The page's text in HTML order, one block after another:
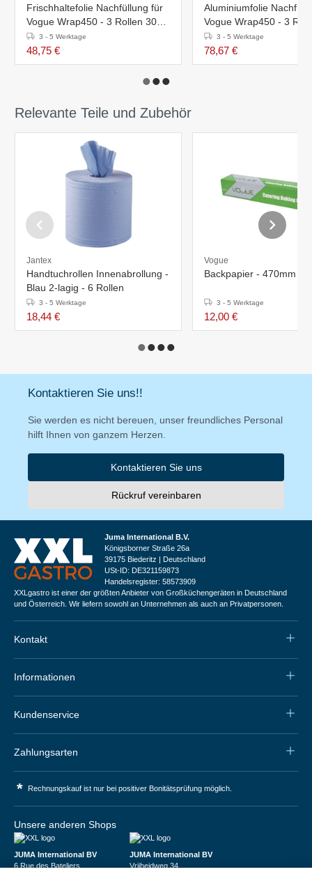
Frischhaltefolie Nachfüllung für
Vogue Wrap450 - 3 Rollen 300
Meter3 - 5 Werktage
48,75 €
Aluminiumfolie
Vogue Wrap450 - 3
Meter3 - 5 Werktage
78,67 €
Relevante Teile und Zubehör
Jantex
Handtuchrollen Innenabrollung -
Blau 2-lagig - 6 Rollen
3 - 5 Werktage
18,44 €
Vogue
Backpapier - 470mm x
3 - 5 Werktage
12,00 €
Kontaktieren Sie uns!!
Sie werden es nicht bereuen, unser freundliches Personal
hilft Ihnen von ganzem Herzen.
Kontaktieren Sie uns
Rückruf vereinbaren
Juma International B.V.
Königsborner Straße 26a
39175 Biederitz | Deutschland
USt-ID: DE321159873
Handelsregister: 58573909
XXLgastro ist einer der größten Anbieter von Großküchengeräten in Deutschland
und Österreich. Wir liefern sowohl an Unternehmen als auch an Privatpersonen.
Kontakt
Informationen
Kundenservice
Zahlungsarten
* Rechnungskauf ist nur bei positiver Bonitätsprüfung möglich.
Unsere anderen Shops
JUMA International BV
6 Rue des Bateliers
JUMA International BV
Vrijheidweg 34